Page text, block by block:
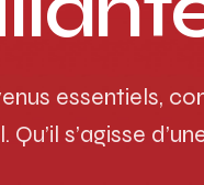
essentiels,
s’agisse